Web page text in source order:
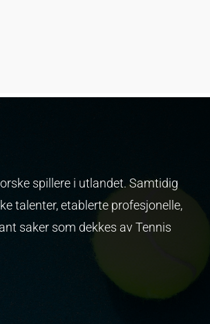
spillere i utlandet. Samtidig
talenter, etablerte profesjonelle,
saker som dekkes av Tennis